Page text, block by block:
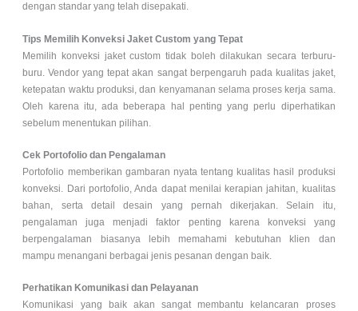
dengan standar yang telah disepakati.
Tips Memilih Konveksi Jaket Custom yang Tepat
Memilih konveksi jaket custom tidak boleh dilakukan secara terburu-
buru. Vendor yang tepat akan sangat berpengaruh pada kualitas jaket,
ketepatan waktu produksi, dan kenyamanan selama proses kerja sama.
Oleh karena itu, ada beberapa hal penting yang perlu diperhatikan
sebelum menentukan pilihan.
Cek Portofolio dan Pengalaman
Portofolio memberikan gambaran nyata tentang kualitas hasil produksi
konveksi. Dari portofolio, Anda dapat menilai kerapian jahitan, kualitas
bahan, serta detail desain yang pernah dikerjakan. Selain itu,
pengalaman juga menjadi faktor penting karena konveksi yang
berpengalaman biasanya lebih memahami kebutuhan klien dan
mampu menangani berbagai jenis pesanan dengan baik.
Perhatikan Komunikasi dan Pelayanan
Komunikasi yang baik akan sangat membantu kelancaran proses